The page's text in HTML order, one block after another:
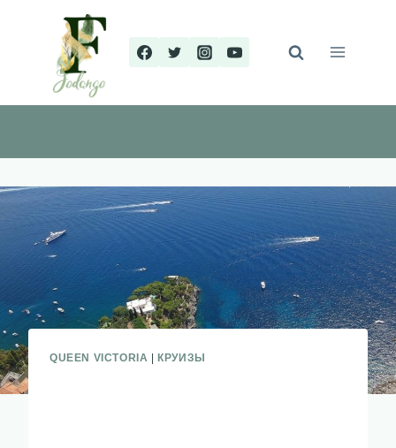
содержимому
QUEEN VICTORIA КРУИЗЫ